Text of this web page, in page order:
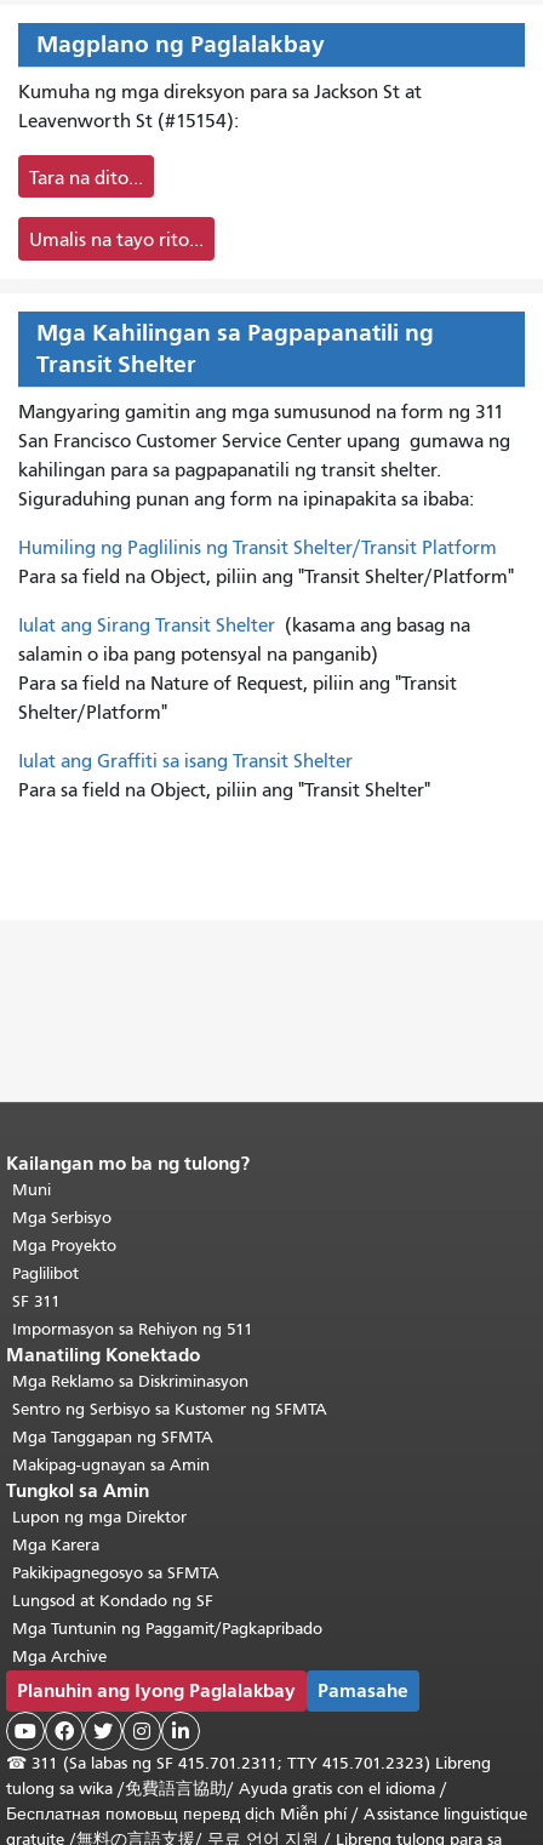
Magplano ng Paglalakbay
Kumuha ng mga direksyon para sa Jackson St at
Leavenworth St (#15154):
Tara na dito...
Umalis na tayo rito...
Mga Kahilingan sa Pagpapanatili ng
Transit Shelter
Mangyaring gamitin ang mga sumusunod na form ng 311
San Francisco Customer Service Center upang gumawa ng
kahilingan para sa pagpapanatili ng transit shelter.
Siguraduhing punan ang form na ipinapakita sa ibaba:
Humiling ng Paglilinis ng Transit Shelter/Transit Platform
Para sa field na Object, piliin ang "Transit Shelter/Platform"
Iulat ang Sirang Transit Shelter (kasama ang basag na
salamin o iba pang potensyal na panganib)
Para sa field na Nature of Request, piliin ang "Transit
Shelter/Platform"
Iulat ang Graffiti sa isang Transit Shelter
Para sa field na Object, piliin ang "Transit Shelter"
Katapusan ng nilalaman ng
pahina.
pahinang ito ay nauulit sa bawat
pahina.Bumalik sa tuktok ng
pangunahing nilalaman
Kailangan mo ba ng tulong?
Muni
Mga Serbisyo
Mga Proyekto
Paglilibot
SF 311
Impormasyon sa Rehiyon ng 511
Manatiling Konektado
Mga Reklamo sa Diskriminasyon
Sentro ng Serbisyo sa Kustomer ng SFMTA
Mga Tanggapan ng SFMTA
Makipag-ugnayan sa Amin
Tungkol sa Amin
Lupon ng mga Direktor
Mga Karera
Pakikipagnegosyo sa SFMTA
Lungsod at Kondado ng SF
Mga Tuntunin ng Paggamit/Pagkapribado
Mga Archive
Planuhin ang Iyong Paglalakbay Pamasahe
    
☎ 311 (Sa labas ng SF 415.701.2311; TTY 415.701.2323) Libreng
tulong sa wika /免費語言協助/ Ayuda gratis con el idioma /
Бесплатная помовьщ перевд dịch Miễn phí/ Assistance linguistique
gratuite /無料の言語支援/ 무료 언어 지원 / Libreng tulong para sa